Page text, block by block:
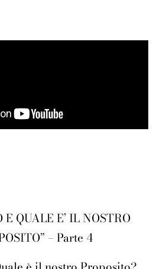
QUALE E’ IL NOSTRO
– Parte 4